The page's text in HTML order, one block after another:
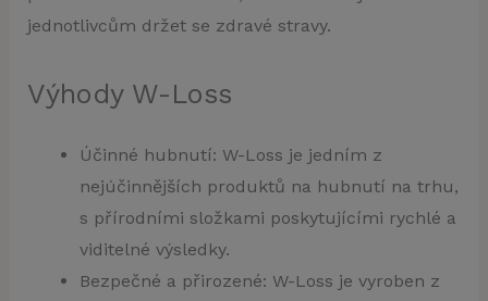
jednotlivcům držet se zdravé stravy.
Výhody W-Loss
Účinné hubnutí: W-Loss je jedním z
nejúčinnějších produktů na hubnutí na trhu,
s přírodními složkami poskytujícími rychlé a
viditelné výsledky.
Bezpečné a přirozené: W-Loss je vyroben z